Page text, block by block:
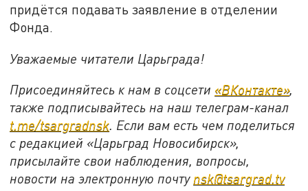
придётся подавать заявление в отделении
Фонда.
Уважаемые читатели Царьграда!
Присоединяйтесь к нам в соцсети «ВКонтакте»,
также подписывайтесь на наш телеграм-канал
t.me/tsargradnsk. Если вам есть чем поделиться
с редакцией «Царьград Новосибирск»,
присылайте свои наблюдения, вопросы,
новости на электронную почту nsk@tsargrad.tv